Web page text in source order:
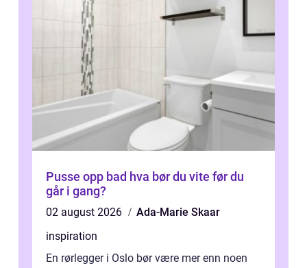
Pusse opp bad hva bør du vite før du
går i gang?
02 august 2026
Ada-Marie Skaar
inspiration
En rørlegger i Oslo bør være mer enn noen